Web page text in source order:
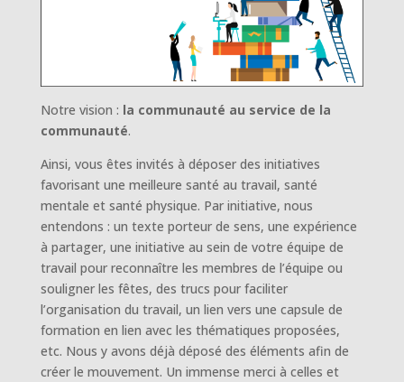
Notre vision : la communauté au service de la
communauté.
Ainsi, vous êtes invités à déposer des initiatives
favorisant une meilleure santé au travail, santé
mentale et santé physique. Par initiative, nous
entendons : un texte porteur de sens, une expérience
à partager, une initiative au sein de votre équipe de
travail pour reconnaître les membres de l’équipe ou
souligner les fêtes, des trucs pour faciliter
l’organisation du travail, un lien vers une capsule de
formation en lien avec les thématiques proposées,
etc. Nous y avons déjà déposé des éléments afin de
créer le mouvement. Un immense merci à celles et